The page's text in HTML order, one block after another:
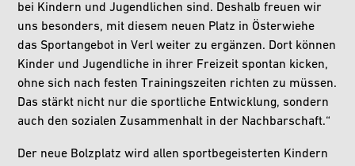
bei Kindern und Jugendlichen sind. Deshalb freuen wir
uns besonders, mit diesem neuen Platz in Österwiehe
das Sportangebot in Verl weiter zu ergänzen. Dort können
Kinder und Jugendliche in ihrer Freizeit spontan kicken,
ohne sich nach festen Trainingszeiten richten zu müssen.
Das stärkt nicht nur die sportliche Entwicklung, sondern
auch den sozialen Zusammenhalt in der Nachbarschaft.“
Der neue Bolzplatz wird allen sportbegeisterten Kindern